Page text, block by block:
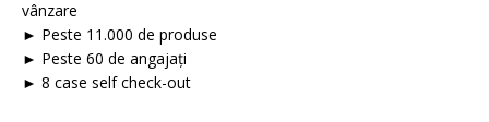
vânzare
► Peste 11.000 de produse
► Peste 60 de angajați
► 8 case self check-out